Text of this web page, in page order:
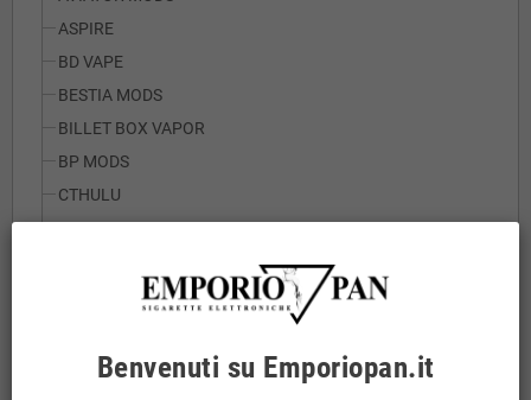
ASPIRE
BD VAPE
BESTIA MODS
BILLET BOX VAPOR
BP MODS
CTHULU
DAMNMOD
EHPROBenvenuti su Emporiopan.it